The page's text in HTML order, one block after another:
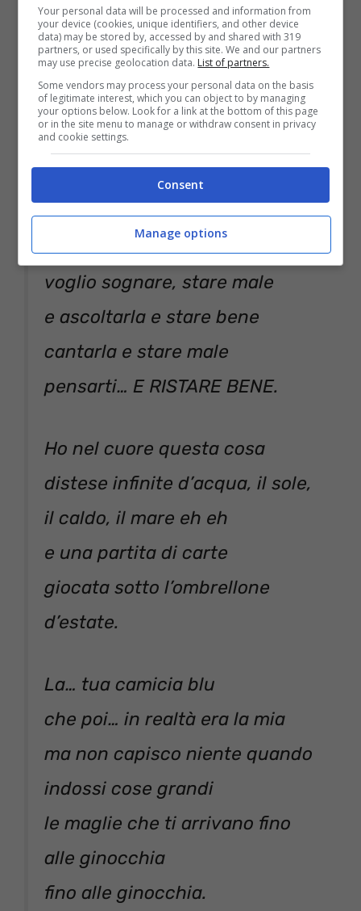
Oh ascoltami
devo dirti questa cosa
voglio vivere una canzone
voglio viverla con te
fatta male e sbagliata
lunga e corta
l’importante è che resti
una canzone da film,
voglio sognare, stare male
e ascoltarla e stare bene
cantarla e stare male
pensarti… E RISTARE BENE.
Ho nel cuore questa cosa
distese infinite d’acqua, il sole,
il caldo, il mare eh eh
e una partita di carte
giocata sotto l’ombrellone
d’estate.
La… tua camicia blu
che poi… in realtà era la mia
ma non capisco niente quando
indossi cose grandi
le maglie che ti arrivano fino
alle ginocchia
fino alle ginocchia.
Your personal data will be processed and information from
your device (cookies, unique identifiers, and other device
data) may be stored by, accessed by and shared with 319
partners, or used specifically by this site. We and our partners
may use precise geolocation data. List of partners.
Some vendors may process your personal data on the basis
of legitimate interest, which you can object to by managing
your options below. Look for a link at the bottom of this page
or in the site menu to manage or withdraw consent in privacy
and cookie settings.
Consent
Manage options